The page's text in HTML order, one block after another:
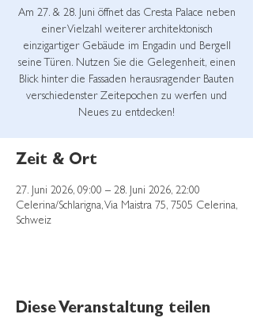
Am 27. & 28. Juni öffnet das Cresta Palace neben
einer Vielzahl weiterer architektonisch
einzigartiger Gebäude im Engadin und Bergell
seine Türen. Nutzen Sie die Gelegenheit, einen
Blick hinter die Fassaden herausragender Bauten
verschiedenster Zeitepochen zu werfen und
Neues zu entdecken!
Zeit & Ort
27. Juni 2026, 09:00 – 28. Juni 2026, 22:00
Celerina/Schlarigna, Via Maistra 75, 7505 Celerina,
Schweiz
Diese Veranstaltung teilen